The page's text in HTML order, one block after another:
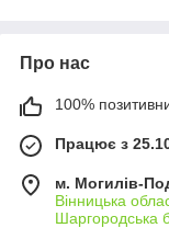
Про нас
100%
Працює з
м. Могилів-
Вінницька
Шаргородська